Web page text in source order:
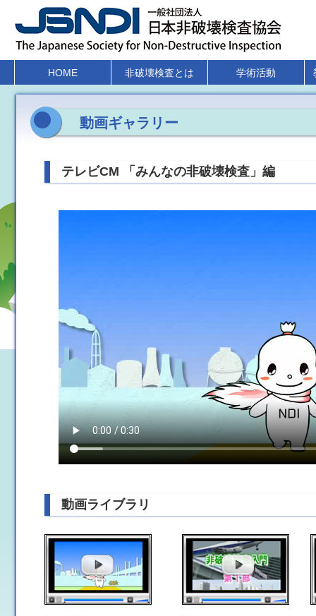
HOME 非破壊検査とは 学術活動
動画ギャラリー
テレビCM 「みんなの非破壊検査」編
動画ライブラリ